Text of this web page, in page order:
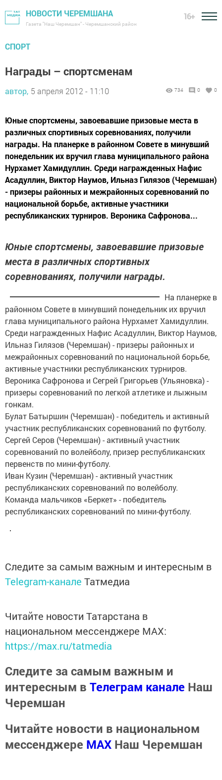
НОВОСТИ ЧЕРЕМШАНА
Газета "Наш Черемшан" - Черемшанский район
16+
СПОРТ
Награды – спортсменам
автор, 5 апреля 2012 - 11:10 734 0 0
Юные спортсмены, завоевавшие призовые места в
различных спортивных соревнованиях, получили
награды. На планерке в районном Совете в минувший
понедельник их вручил глава муниципального района
Нурхамет Хамидуллин. Среди награжденных Нафис
Асадуллин, Виктор Наумов, Ильназ Гилязов (Черемшан)
- призеры районных и межрайонных соревнований по
национальной борьбе, активные участники
республиканских турниров. Вероника Сафронова...
Юные спортсмены, завоевавшие призовые
места в различных спортивных
соревнованиях, получили награды.
На планерке в
районном Совете в минувший понедельник их вручил
глава муниципального района Нурхамет Хамидуллин.
Среди награжденных Нафис Асадуллин, Виктор Наумов,
Ильназ Гилязов (Черемшан) - призеры районных и
межрайонных соревнований по национальной борьбе,
активные участники республиканских турниров.
Вероника Сафронова и Сегрей Григорьев (Ульяновка) -
призеры соревнований по легкой атлетике и лыжным
гонкам.
Булат Батыршин (Черемшан) - победитель и активный
участник республиканских соревнований по футболу.
Сергей Серов (Черемшан) - активный участник
соревнований по волейболу, призер республиканских
первенств по мини-футболу.
Иван Кузин (Черемшан) - активный участник
республиканских соревнований по волейболу.
Команда мальчиков «Беркет» - победитель
республиканских соревнований по мини-футболу.
Следите за самым важным и интересным в
Telegram-канале Татмедиа
Читайте новости Татарстана в
национальном мессенджере MАХ:
https://max.ru/tatmedia
Следите за самым важным и
интересным в Телеграм канале Наш
Черемшан
Читайте новости в национальном
мессенджере MАХ Наш Черемшан